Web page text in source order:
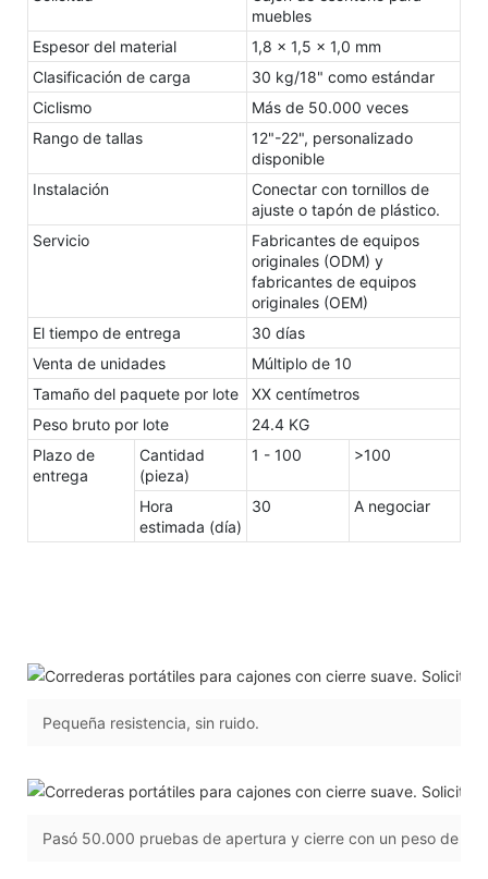
muebles
Espesor del material
1,8 x 1,5 x 1,0 mm
Clasificación de carga
30 kg/18" como estándar
Ciclismo
Más de 50.000 veces
Rango de tallas
12"-22", personalizado
disponible
Instalación
Conectar con tornillos de
ajuste o tapón de plástico.
Servicio
Fabricantes de equipos
originales (ODM) y
fabricantes de equipos
originales (OEM)
El tiempo de entrega
30 días
Venta de unidades
Múltiplo de 10
Tamaño del paquete por lote
XX centímetros
Peso bruto por lote
24.4 KG
Plazo de
entrega
Cantidad
(pieza)
1 - 100 >100
Hora
estimada (día)
30 A negociar
Pequeña resistencia, sin ruido.
Pasó 50.000 pruebas de apertura y cierre con un peso de 30